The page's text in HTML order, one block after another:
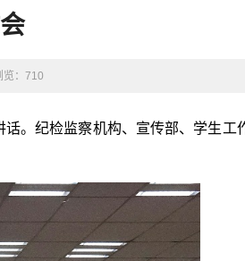
览： 710
。纪检监察机构、宣传部、学生工